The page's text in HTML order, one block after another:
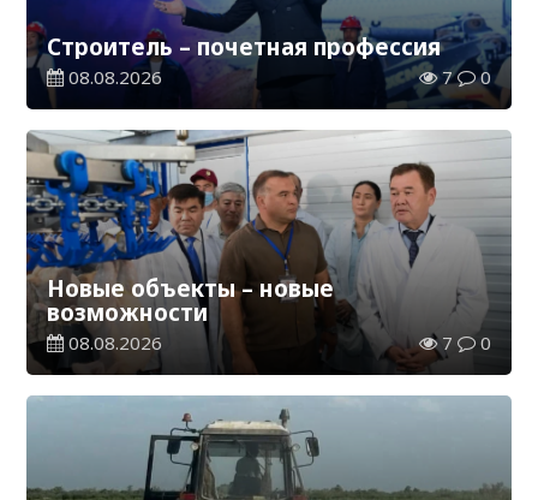
Строитель – почетная профессия
08.08.2026 7 0
Новые объекты – новые
возможности
08.08.2026 7 0